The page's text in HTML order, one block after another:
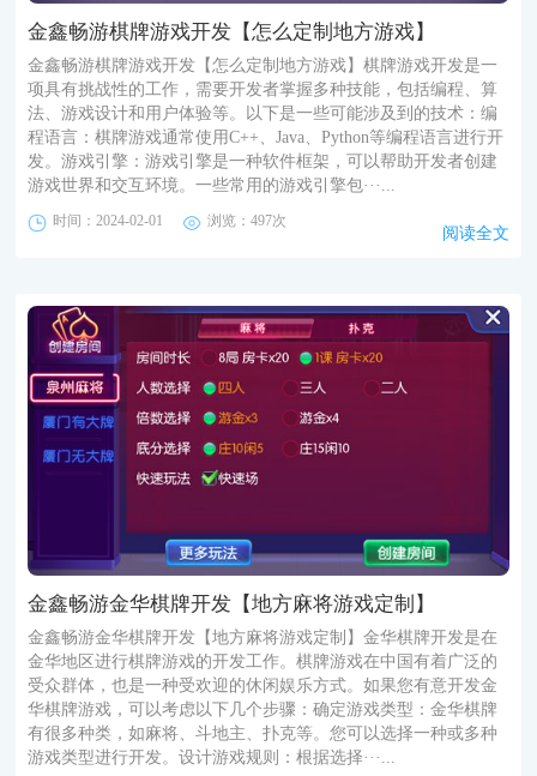
金鑫畅游棋牌游戏开发【怎么定制地方游戏】
金鑫畅游棋牌游戏开发【怎么定制地方游戏】棋牌游戏开发是一
项具有挑战性的工作，需要开发者掌握多种技能，包括编程、算
法、游戏设计和用户体验等。以下是一些可能涉及到的技术：编
程语言：棋牌游戏通常使用C++、Java、Python等编程语言进行开
发。游戏引擎：游戏引擎是一种软件框架，可以帮助开发者创建
游戏世界和交互环境。一些常用的游戏引擎包···...
时间：2024-02-01 浏览：497次
阅读全文
金鑫畅游金华棋牌开发【地方麻将游戏定制】
金鑫畅游金华棋牌开发【地方麻将游戏定制】金华棋牌开发是在
金华地区进行棋牌游戏的开发工作。棋牌游戏在中国有着广泛的
受众群体，也是一种受欢迎的休闲娱乐方式。如果您有意开发金
华棋牌游戏，可以考虑以下几个步骤：确定游戏类型：金华棋牌
有很多种类，如麻将、斗地主、扑克等。您可以选择一种或多种
游戏类型进行开发。设计游戏规则：根据选择···...